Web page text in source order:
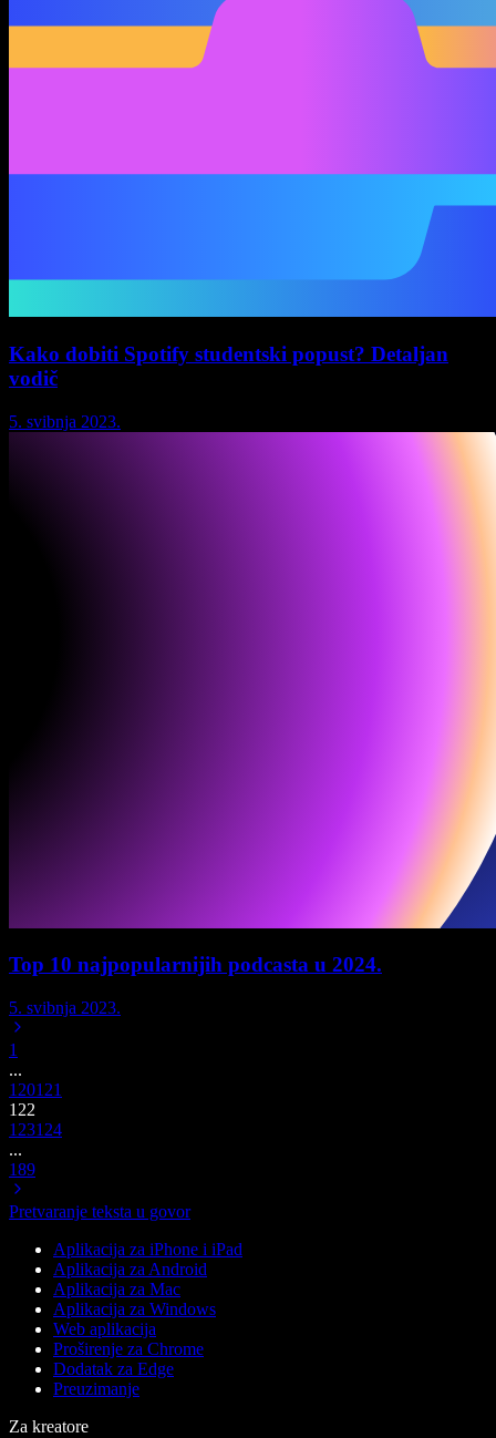
Kako dobiti Spotify studentski popust? Detaljan
vodič
5. svibnja 2023.
Top 10 najpopularnijih podcasta u 2024.
5. svibnja 2023.
1
...
120121
122
123124
...
189
Pretvaranje teksta u govor
Aplikacija za iPhone i iPad
Aplikacija za Android
Aplikacija za Mac
Aplikacija za Windows
Web aplikacija
Proširenje za Chrome
Dodatak za Edge
Preuzimanje
Za kreatore